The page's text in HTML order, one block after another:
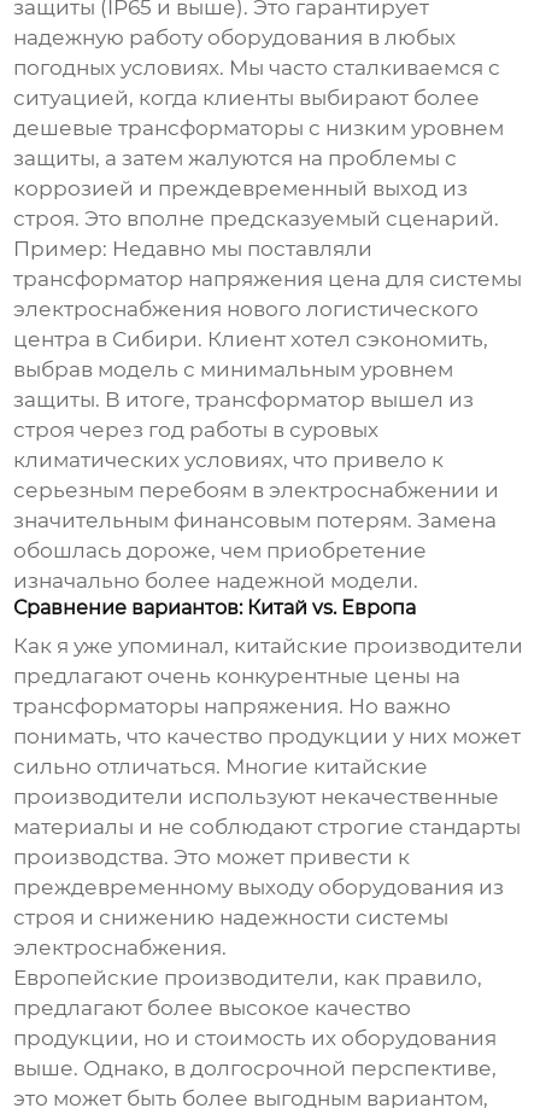
защиты (IP65 и выше). Это гарантирует
надежную работу оборудования в любых
погодных условиях. Мы часто сталкиваемся с
ситуацией, когда клиенты выбирают более
дешевые трансформаторы с низким уровнем
защиты, а затем жалуются на проблемы с
коррозией и преждевременный выход из
строя. Это вполне предсказуемый сценарий.
Пример: Недавно мы поставляли
трансформатор напряжения цена для системы
электроснабжения нового логистического
центра в Сибири. Клиент хотел сэкономить,
выбрав модель с минимальным уровнем
защиты. В итоге, трансформатор вышел из
строя через год работы в суровых
климатических условиях, что привело к
серьезным перебоям в электроснабжении и
значительным финансовым потерям. Замена
обошлась дороже, чем приобретение
изначально более надежной модели.
Сравнение вариантов: Китай vs. Европа
Как я уже упоминал, китайские производители
предлагают очень конкурентные цены на
трансформаторы напряжения. Но важно
понимать, что качество продукции у них может
сильно отличаться. Многие китайские
производители используют некачественные
материалы и не соблюдают строгие стандарты
производства. Это может привести к
преждевременному выходу оборудования из
строя и снижению надежности системы
электроснабжения.
Европейские производители, как правило,
предлагают более высокое качество
продукции, но и стоимость их оборудования
выше. Однако, в долгосрочной перспективе,
это может быть более выгодным вариантом,